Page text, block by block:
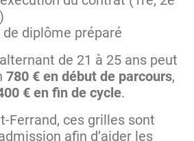
de diplôme préparé
de 21 à 25 ans peut
780 € en début de parcours,
€ en fin de cycle.
Ferrand, ces grilles sont
afin d’aider les